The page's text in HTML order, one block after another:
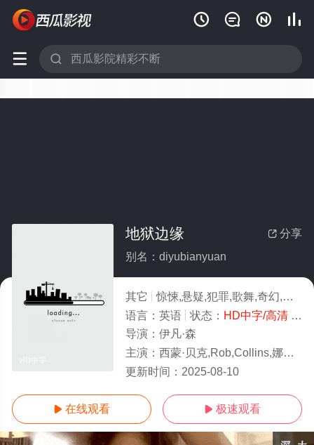
   
 
 分享
地狱边缘
别名：diyubianyuan
其它
惊悚,悬疑,犯罪,歌舞,奇幻,剧情,剧情片
语言： 英语 状态： HD中字/高清- 免费在线观看
导演： 伊凡·森
主演： 西蒙·贝克,Rob,Collins,娜塔莎·旺加尼恩,尼古拉斯·霍普,Nick,Buckland
更新时间： 2025-08-10
 在线观看  极速观看